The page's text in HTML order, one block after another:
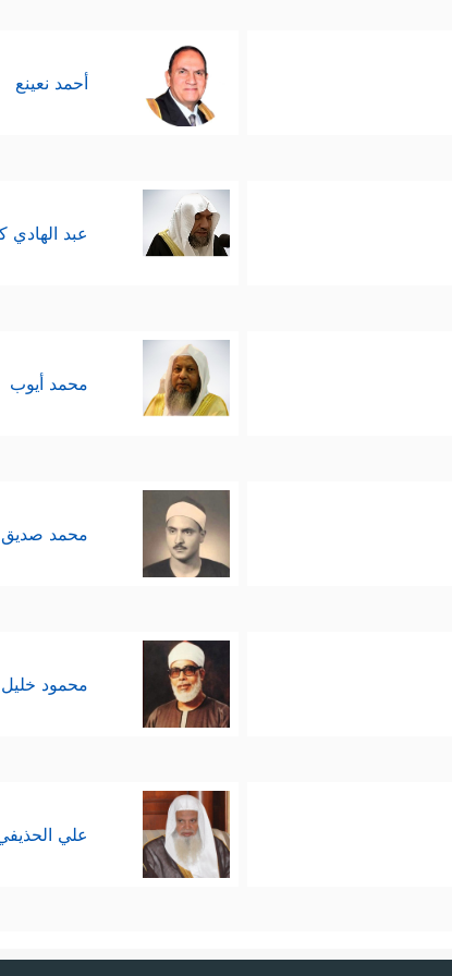
أحمد نعينع
عبد الهادي
محمد أيوب
محمد صديق
محمود
علي